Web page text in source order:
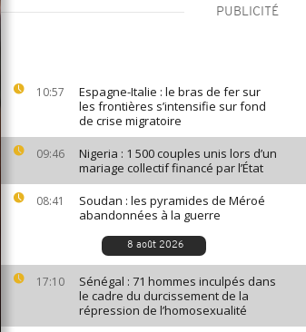
PUBLICITÉ
10:57
Espagne-Italie : le bras de fer sur
les frontières s’intensifie sur fond
de crise migratoire
09:46
Nigeria : 1 500 couples unis lors d’un
mariage collectif financé par l’État
08:41
Soudan : les pyramides de Méroé
abandonnées à la guerre
8 août 2026
17:10
Sénégal : 71 hommes inculpés dans
le cadre du durcissement de la
répression de l’homosexualité